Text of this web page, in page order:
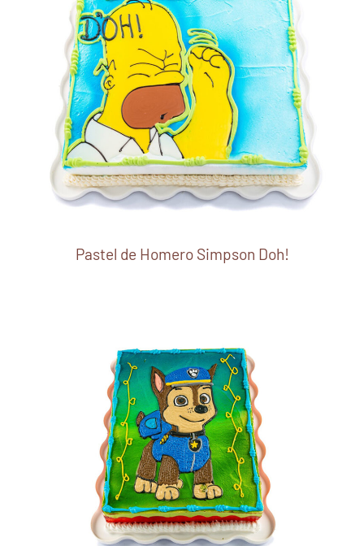
Pastel de Homero Simpson Doh!